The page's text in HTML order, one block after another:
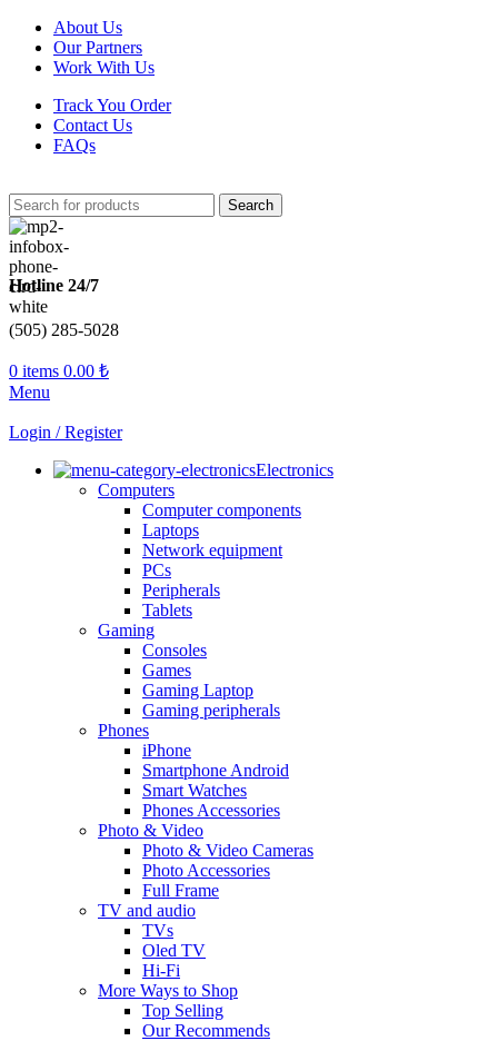
About Us
Our Partners
Work With Us
Track You Order
Contact Us
FAQs
Search
Hotline 24/7
(505) 285-5028
0 items 0.00 ₺
Menu
Login / Register
Electronics
Computers
Computer components
Laptops
Network equipment
PCs
Peripherals
Tablets
Gaming
Consoles
Games
Gaming Laptop
Gaming peripherals
Phones
iPhone
Smartphone Android
Smart Watches
Phones Accessories
Photo & Video
Photo & Video Cameras
Photo Accessories
Full Frame
TV and audio
TVs
Oled TV
Hi-Fi
More Ways to Shop
Top Selling
Our Recommends